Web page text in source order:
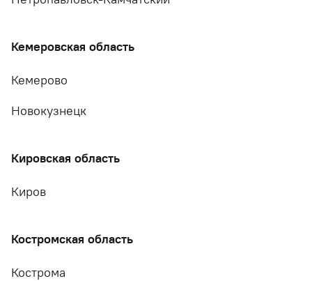
Кемеровская область
Кемерово
Новокузнецк
Кировская область
Киров
Костромская область
Кострома